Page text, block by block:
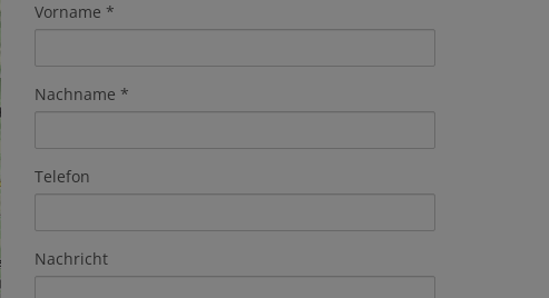
Vorname
Nachname
Telefon
Nachricht